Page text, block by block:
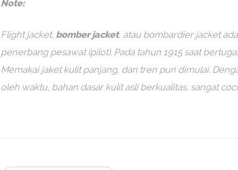
Note:
Flight jacket, bomber jacket, atau bombardier jacket
penerbang pesawat (pilot). Pada tahun 1915 saat
Memakai jaket kulit panjang, dan tren pun dimulai.
oleh waktu, bahan dasar kulit asli berkualitas, sangat